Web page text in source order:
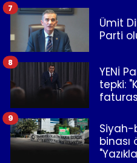
Ümit
Parti
7
YENİ
tepki:
8
Siyah-
binası
9